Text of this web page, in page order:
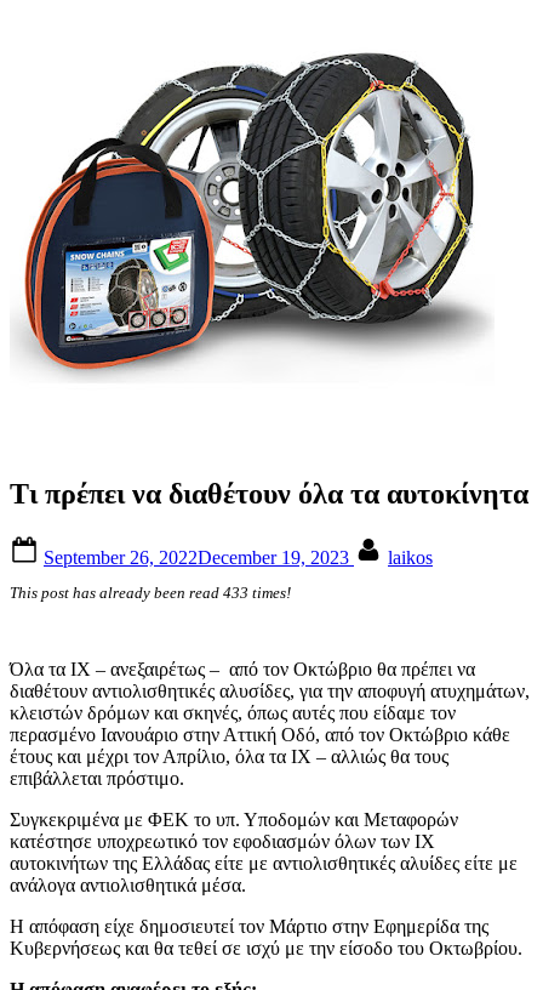
Τι πρέπει να διαθέτουν όλα τα αυτοκίνητα
on
September 26, 2022December 19, 2023 laikos
This post has already been read 433 times!
Όλα τα ΙΧ – ανεξαιρέτως – από τον Οκτώβριο θα πρέπει να
διαθέτουν αντιολισθητικές αλυσίδες, για την αποφυγή ατυχημάτων,
κλειστών δρόμων και σκηνές, όπως αυτές που είδαμε τον
περασμένο Ιανουάριο στην Αττική Οδό, από τον Οκτώβριο κάθε
έτους και μέχρι τον Απρίλιο, όλα τα ΙΧ – αλλιώς θα τους
επιβάλλεται πρόστιμο.
Συγκεκριμένα με ΦΕΚ το υπ. Υποδομών και Μεταφορών
κατέστησε υποχρεωτικό τον εφοδιασμών όλων των ΙΧ
αυτοκινήτων της Ελλάδας είτε με αντιολισθητικές αλυίδες είτε με
ανάλογα αντιολισθητικά μέσα.
Η απόφαση είχε δημοσιευτεί τον Μάρτιο στην Εφημερίδα της
Κυβερνήσεως και θα τεθεί σε ισχύ με την είσοδο του Οκτωβρίου.